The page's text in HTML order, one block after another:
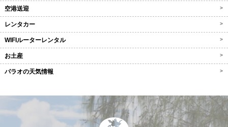
空港送迎 >
レンタカー >
WIFIルーターレンタル >
お土産 >
パラオの天気情報 >